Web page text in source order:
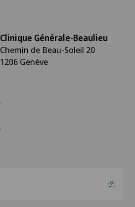
Clinique Générale-Beaulieu
Chemin de Beau-Soleil 20
1206 Genève